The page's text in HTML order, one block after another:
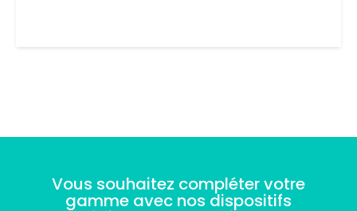
Vous souhaitez compléter votre
gamme avec nos dispositifs